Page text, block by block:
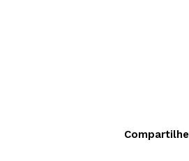
Compartilhe